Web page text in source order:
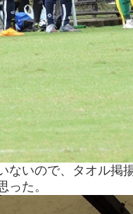
いので、タオル掲
った。